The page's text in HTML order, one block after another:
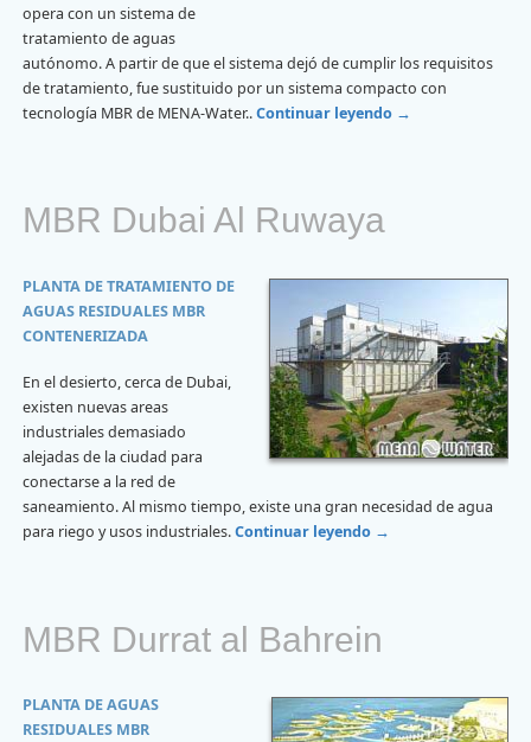
opera con un sistema de
tratamiento de aguas
autónomo. A partir de que el sistema dejó de cumplir los requisitos
de tratamiento, fue sustituido por un sistema compacto con
tecnología MBR de MENA-Water..Continuar leyendo →
MBR Dubai Al Ruwaya
PLANTA DE TRATAMIENTO DE
AGUAS RESIDUALES MBR
CONTENERIZADA
En el desierto, cerca de Dubai,
existen nuevas areas
industriales demasiado
alejadas de la ciudad para
conectarse a la red de
saneamiento. Al mismo tiempo, existe una gran necesidad de agua
para riego y usos industriales.Continuar leyendo →
MBR Durrat al Bahrein
PLANTA DE AGUAS
RESIDUALES MBR